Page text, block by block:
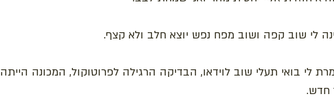
לי שוב קפה ושוב מפח נפש יוצא חלב ולא קצף.
לי בואי תעלי שוב לוידאו, הבדיקה הרגילה לפרוטוקול, המכונה הייתה
חדש.